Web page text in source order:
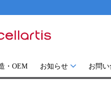
・OEM お知らせ お問